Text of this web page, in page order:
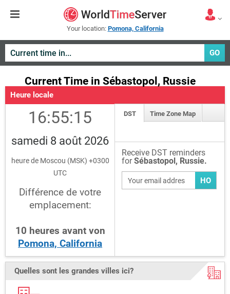
Your location: Pomona, California
GO
Current Time in Sébastopol, Russie
Heure locale
16:55:15
samedi 8 août 2026
heure de Moscou (MSK) +0300
UTC
Différence de votre
emplacement:
10 heures avant von
Pomona, California
DST Time Zone Map
Receive DST reminders
forSébastopol, Russie.
HO
Quelles sont les grandes villes ici?